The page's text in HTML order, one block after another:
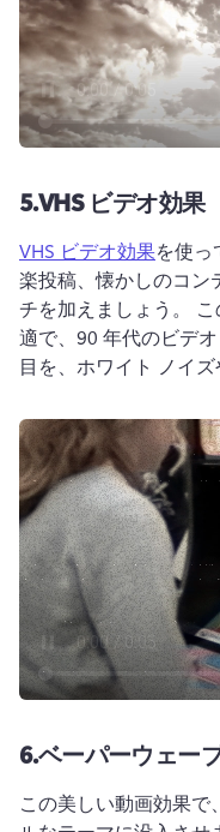
5.VHS ビデオ効果
VHS ビデオ効果を使っ
楽投稿、懐かしのコン
チを加えましょう。
適で、90 年代のビデ
目を、ホワイト ノイ
6.ベーパーウェー
この美しい動画効果で